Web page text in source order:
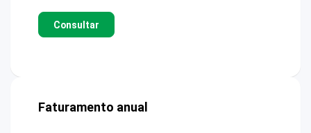
Consultar
Faturamento anual